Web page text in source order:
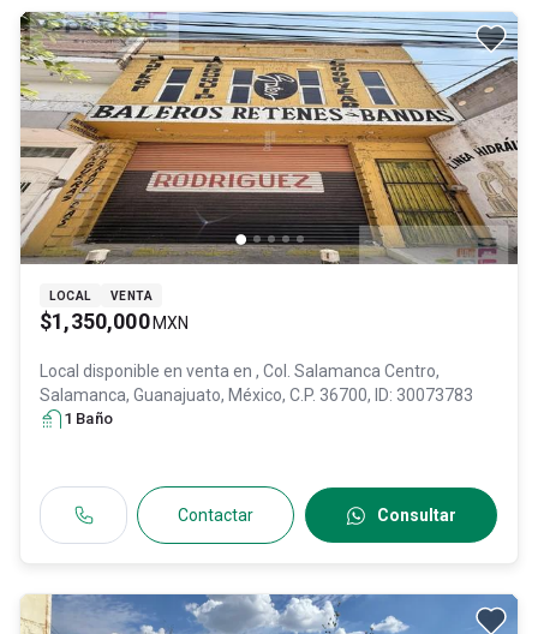
LOCAL VENTA
$1,350,000 MXN
Local disponible en venta en , Col. Salamanca Centro,
Salamanca, Guanajuato, México, C.P. 36700, ID: 30073783
1 Baño
Contactar Consultar